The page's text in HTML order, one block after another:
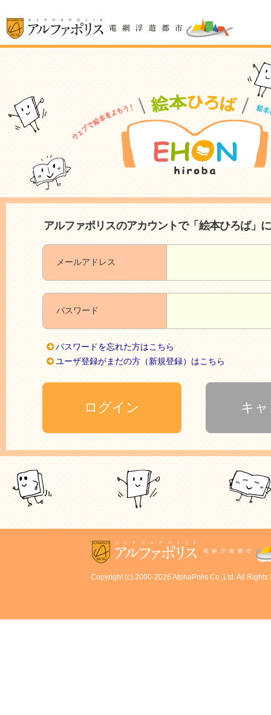
アルファポリスのアカウントで「絵本ひろば」
メールアドレス
パスワード
パスワードを忘れた方はこちら
ユーザ登録がまだの方（新規登録）はこちら
Copyright (c) 2000-2026 AlphaPolis Co.,Ltd. All Rights